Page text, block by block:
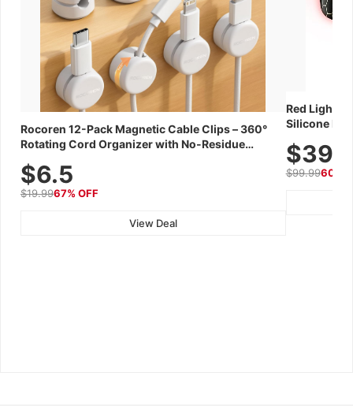
Rocoren 12-Pack Magnetic Cable Clips – 360°
Rotating Cord Organizer with No-Residue
Wall, Car & Office, White
$6.5
$19.9967% OFF
View Deal
Red Light
Silicone
$99.9960%